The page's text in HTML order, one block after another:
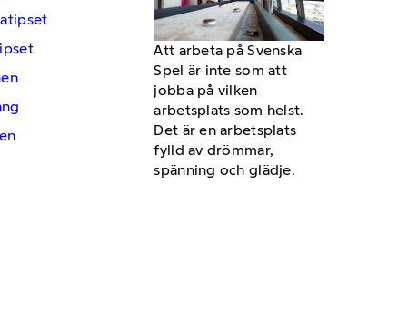
Att arbeta på Svenska
Spel är inte som att
jobba på vilken
arbetsplats som helst.
Det är en arbetsplats
fylld av drömmar,
spänning och glädje.